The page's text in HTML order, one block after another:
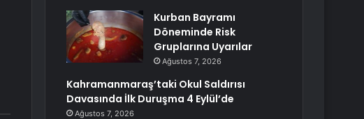
Kurban Bayramı
Döneminde Risk
Gruplarına Uyarılar
Ağustos 7, 2026
Kahramanmaraş’taki Okul Saldırısı
Davasında İlk Duruşma 4 Eylül’de
Ağustos 7, 2026